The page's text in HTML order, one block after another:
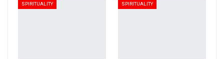
SPIRITUALITY SPIRITUALITY